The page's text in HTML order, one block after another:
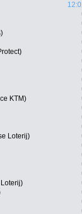
KTM)
Loterij)